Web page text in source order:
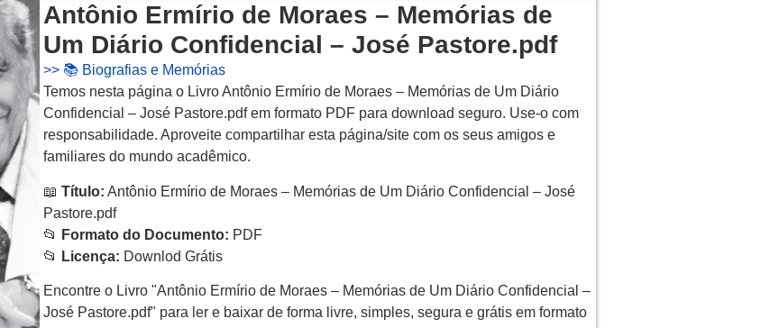
Antônio Ermírio de Moraes – Memórias de
Um Diário Confidencial – José Pastore.pdf
>> 📚 Biografias e Memórias
Temos nesta página o Livro Antônio Ermírio de Moraes – Memórias de Um Diário
Confidencial – José Pastore.pdf em formato PDF para download seguro. Use-o com
responsabilidade. Aproveite compartilhar esta página/site com os seus amigos e
familiares do mundo acadêmico.
📖 Título: Antônio Ermírio de Moraes – Memórias de Um Diário Confidencial – José
Pastore.pdf
📂
Formato do Documento: PDF
📂
Licença: Downlod Grátis
Encontre o Livro "Antônio Ermírio de Moraes – Memórias de Um Diário Confidencial –
José Pastore.pdf" para ler e baixar de forma livre, simples, segura e grátis em formato